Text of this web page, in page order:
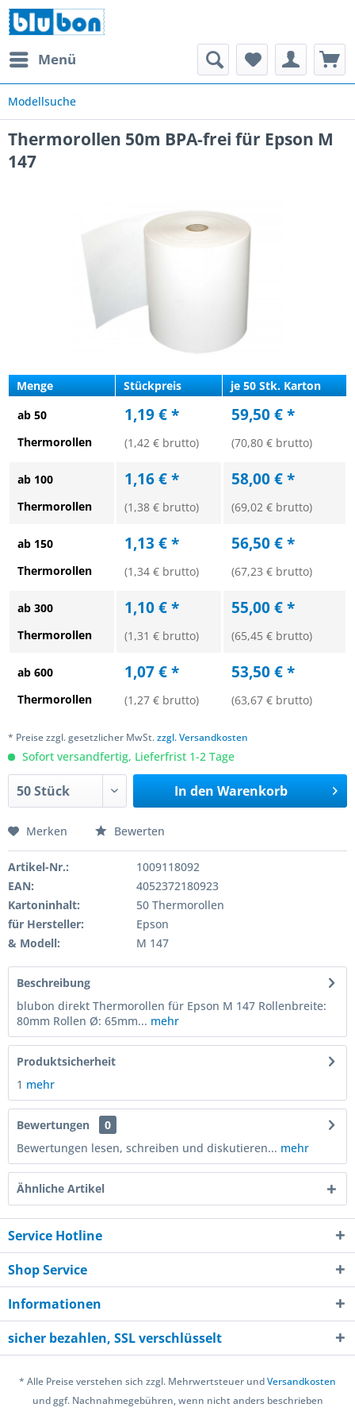
Menü
Modellsuche
Thermorollen 50m BPA-frei für Epson M
147
Menge Stückpreis
je 50 Stk. Karton
ab 50
Thermorollen
1,19 € *
(1,42 € brutto)
59,50 € *
(70,80 € brutto)
ab 100
Thermorollen
1,16 € *
(1,38 € brutto)
58,00 € *
(69,02 € brutto)
ab 150
Thermorollen
1,13 € *
(1,34 € brutto)
56,50 € *
(67,23 € brutto)
ab 300
Thermorollen
1,10 € *
(1,31 € brutto)
55,00 € *
(65,45 € brutto)
ab 600
Thermorollen
1,07 € *
(1,27 € brutto)
53,50 € *
(63,67 € brutto)
* Preise zzgl. gesetzlicher MwSt.zzgl. Versandkosten
Sofort versandfertig, Lieferfrist 1-2 Tage
In den Warenkorb
Merken Bewerten
Artikel-Nr.:
1009118092
EAN:
4052372180923
Kartoninhalt:
50 Thermorollen
für Hersteller:
Epson
& Modell:
M 147
Beschreibung
blubon direkt Thermorollen für Epson M 147 Rollenbreite:
80mm Rollen Ø: 65mm... mehr
Produktsicherheit
1 mehr
Bewertungen
0
Bewertungen lesen, schreiben und diskutieren... mehr
Ähnliche Artikel
Service Hotline
Shop Service
Informationen
sicher bezahlen, SSL verschlüsselt
* Alle Preise verstehen sich zzgl. Mehrwertsteuer undVersandkosten
und ggf. Nachnahmegebühren, wenn nicht anders beschrieben